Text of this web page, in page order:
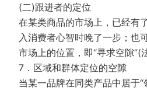
(二)跟进者的定位
在某类商品的市场上，已经有
入消费者心智时晚了一步；也
市场上的位置，即“寻求空隙
7．区域和群体定位的空隙
当某一品牌在同类产品中居于